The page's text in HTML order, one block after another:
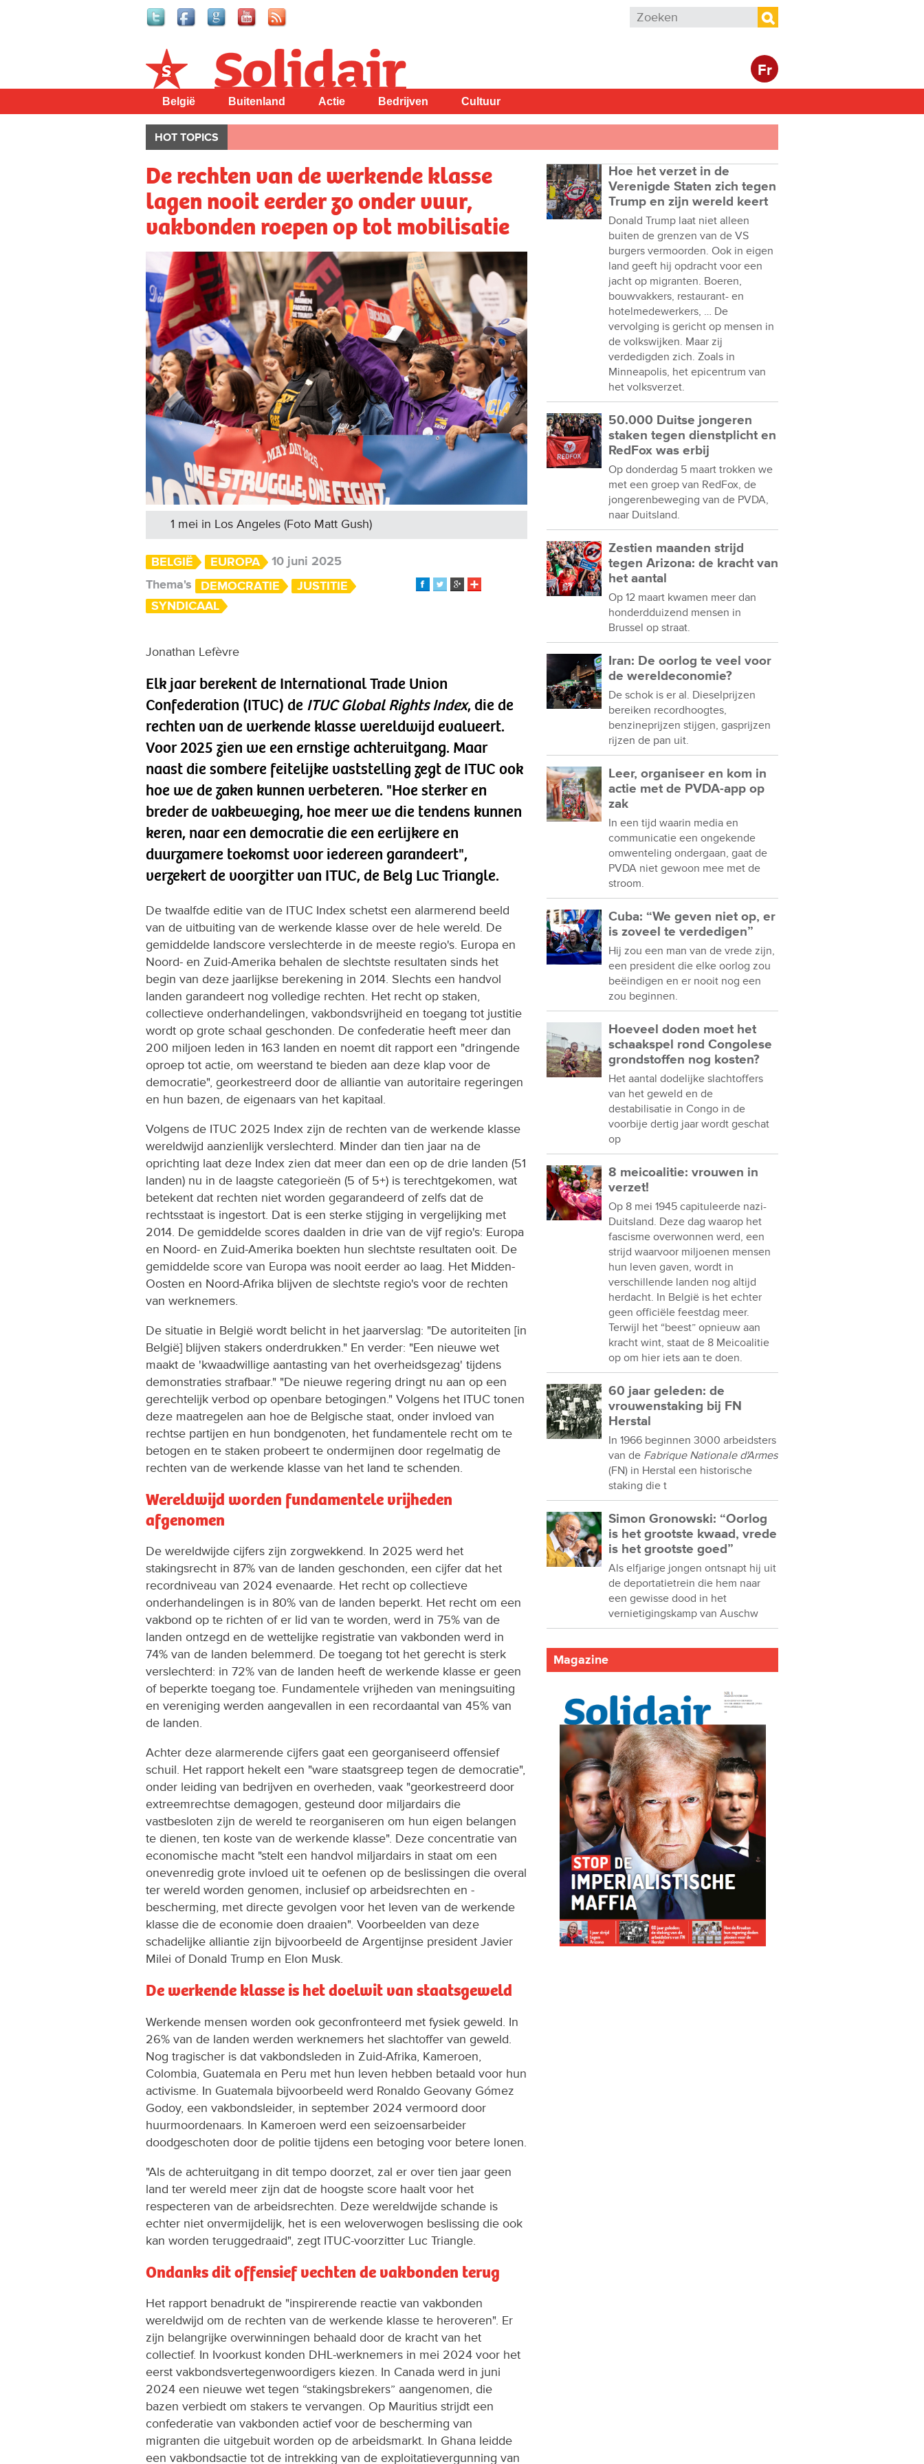
Zoekveld
Zoeken
Fr
Solidair
België Buitenland Actie Bedrijven Cultuur
HOT TOPICS
De rechten van de werkende klasse
lagen nooit eerder zo onder vuur,
vakbonden roepen op tot mobilisatie
1 mei in Los Angeles (Foto Matt Gush)
BELGIË EUROPA
10 juni 2025
Thema's
DEMOCRATIE
JUSTITIE
SYNDICAAL
Jonathan Lefèvre
Elk jaar berekent de International Trade Union
Confederation (ITUC) de ITUC Global Rights Index, die de
rechten van de werkende klasse wereldwijd evalueert.
Voor 2025 zien we een ernstige achteruitgang. Maar
naast die sombere feitelijke vaststelling zegt de ITUC ook
hoe we de zaken kunnen verbeteren. "Hoe sterker en
breder de vakbeweging, hoe meer we die tendens kunnen
keren, naar een democratie die een eerlijkere en
duurzamere toekomst voor iedereen garandeert",
verzekert de voorzitter van ITUC, de Belg Luc Triangle.
De twaalfde editie van de ITUC Index schetst een alarmerend beeld
van de uitbuiting van de werkende klasse over de hele wereld. De
gemiddelde landscore verslechterde in de meeste regio's. Europa en
Noord- en Zuid-Amerika behalen de slechtste resultaten sinds het
begin van deze jaarlijkse berekening in 2014. Slechts een handvol
landen garandeert nog volledige rechten. Het recht op staken,
collectieve onderhandelingen, vakbondsvrijheid en toegang tot justitie
wordt op grote schaal geschonden. De confederatie heeft meer dan
200 miljoen leden in 163 landen en noemt dit rapport een "dringende
oproep tot actie, om weerstand te bieden aan deze klap voor de
democratie", georkestreerd door de alliantie van autoritaire regeringen
en hun bazen, de eigenaars van het kapitaal.
Volgens de ITUC 2025 Index zijn de rechten van de werkende klasse
wereldwijd aanzienlijk verslechterd. Minder dan tien jaar na de
oprichting laat deze Index zien dat meer dan een op de drie landen (51
landen) nu in de laagste categorieën (5 of 5+) is terechtgekomen, wat
betekent dat rechten niet worden gegarandeerd of zelfs dat de
rechtsstaat is ingestort. Dat is een sterke stijging in vergelijking met
2014. De gemiddelde scores daalden in drie van de vijf regio's: Europa
en Noord- en Zuid-Amerika boekten hun slechtste resultaten ooit. De
gemiddelde score van Europa was nooit eerder ao laag. Het Midden-
Oosten en Noord-Afrika blijven de slechtste regio's voor de rechten
van werknemers.
De situatie in België wordt belicht in het jaarverslag: "De autoriteiten [in
België] blijven stakers onderdrukken." En verder: "Een nieuwe wet
maakt de 'kwaadwillige aantasting van het overheidsgezag' tijdens
demonstraties strafbaar." "De nieuwe regering dringt nu aan op een
gerechtelijk verbod op openbare betogingen." Volgens het ITUC tonen
deze maatregelen aan hoe de Belgische staat, onder invloed van
rechtse partijen en hun bondgenoten, het fundamentele recht om te
betogen en te staken probeert te ondermijnen door regelmatig de
rechten van de werkende klasse van het land te schenden.
Wereldwijd worden fundamentele vrijheden
afgenomen
De wereldwijde cijfers zijn zorgwekkend. In 2025 werd het
stakingsrecht in 87% van de landen geschonden, een cijfer dat het
recordniveau van 2024 evenaarde. Het recht op collectieve
onderhandelingen is in 80% van de landen beperkt. Het recht om een
vakbond op te richten of er lid van te worden, werd in 75% van de
landen ontzegd en de wettelijke registratie van vakbonden werd in
74% van de landen belemmerd. De toegang tot het gerecht is sterk
verslechterd: in 72% van de landen heeft de werkende klasse er geen
of beperkte toegang toe. Fundamentele vrijheden van meningsuiting
en vereniging werden aangevallen in een recordaantal van 45% van
de landen.
Achter deze alarmerende cijfers gaat een georganiseerd offensief
schuil. Het rapport hekelt een "ware staatsgreep tegen de democratie",
onder leiding van bedrijven en overheden, vaak "georkestreerd door
extreemrechtse demagogen, gesteund door miljardairs die
vastbesloten zijn de wereld te reorganiseren om hun eigen belangen
te dienen, ten koste van de werkende klasse". Deze concentratie van
economische macht "stelt een handvol miljardairs in staat om een
onevenredig grote invloed uit te oefenen op de beslissingen die overal
ter wereld worden genomen, inclusief op arbeidsrechten en -
bescherming, met directe gevolgen voor het leven van de werkende
klasse die de economie doen draaien". Voorbeelden van deze
schadelijke alliantie zijn bijvoorbeeld de Argentijnse president Javier
Milei of Donald Trump en Elon Musk.
De werkende klasse is het doelwit van staatsgeweld
Werkende mensen worden ook geconfronteerd met fysiek geweld. In
26% van de landen werden werknemers het slachtoffer van geweld.
Nog tragischer is dat vakbondsleden in Zuid-Afrika, Kameroen,
Colombia, Guatemala en Peru met hun leven hebben betaald voor hun
activisme. In Guatemala bijvoorbeeld werd Ronaldo Geovany Gómez
Godoy, een vakbondsleider, in september 2024 vermoord door
huurmoordenaars. In Kameroen werd een seizoensarbeider
doodgeschoten door de politie tijdens een betoging voor betere lonen.
"Als de achteruitgang in dit tempo doorzet, zal er over tien jaar geen
land ter wereld meer zijn dat de hoogste score haalt voor het
respecteren van de arbeidsrechten. Deze wereldwijde schande is
echter niet onvermijdelijk, het is een weloverwogen beslissing die ook
kan worden teruggedraaid", zegt ITUC-voorzitter Luc Triangle.
Ondanks dit offensief vechten de vakbonden terug
Het rapport benadrukt de "inspirerende reactie van vakbonden
wereldwijd om de rechten van de werkende klasse te heroveren". Er
zijn belangrijke overwinningen behaald door de kracht van het
collectief. In Ivoorkust konden DHL-werknemers in mei 2024 voor het
eerst vakbondsvertegenwoordigers kiezen. In Canada werd in juni
2024 een nieuwe wet tegen “stakingsbrekers” aangenomen, die
bazen verbiedt om stakers te vervangen. Op Mauritius strijdt een
confederatie van vakbonden actief voor de bescherming van
migranten die uitgebuit worden op de arbeidsmarkt. In Ghana leidde
een vakbondsactie tot de intrekking van de exploitatievergunning van
Hoe het verzet in de
Verenigde Staten zich tegen
Trump en zijn wereld keert
Donald Trump laat niet alleen
buiten de grenzen van de VS
burgers vermoorden. Ook in eigen
land geeft hij opdracht voor een
jacht op migranten. Boeren,
bouwvakkers, restaurant- en
hotelmedewerkers, … De
vervolging is gericht op mensen in
de volkswijken. Maar zij
verdedigden zich. Zoals in
Minneapolis, het epicentrum van
het volksverzet.
50.000 Duitse jongeren
staken tegen dienstplicht en
RedFox was erbij
Op donderdag 5 maart trokken we
met een groep van RedFox, de
jongerenbeweging van de PVDA,
naar Duitsland.
Zestien maanden strijd
tegen Arizona: de kracht van
het aantal
Op 12 maart kwamen meer dan
honderdduizend mensen in
Brussel op straat.
Iran: De oorlog te veel voor
de wereldeconomie?
De schok is er al. Dieselprijzen
bereiken recordhoogtes,
benzineprijzen stijgen, gasprijzen
rijzen de pan uit.
Leer, organiseer en kom in
actie met de PVDA-app op
zak
In een tijd waarin media en
communicatie een ongekende
omwenteling ondergaan, gaat de
PVDA niet gewoon mee met de
stroom.
Cuba: “We geven niet op, er
is zoveel te verdedigen”
Hij zou een man van de vrede zijn,
een president die elke oorlog zou
beëindigen en er nooit nog een
zou beginnen.
Hoeveel doden moet het
schaakspel rond Congolese
grondstoffen nog kosten?
Het aantal dodelijke slachtoffers
van het geweld en de
destabilisatie in Congo in de
voorbije dertig jaar wordt geschat
op
8 meicoalitie: vrouwen in
verzet!
Op 8 mei 1945 capituleerde nazi-
Duitsland. Deze dag waarop het
fascisme overwonnen werd, een
strijd waarvoor miljoenen mensen
hun leven gaven, wordt in
verschillende landen nog altijd
herdacht. In België is het echter
geen officiële feestdag meer.
Terwijl het “beest” opnieuw aan
kracht wint, staat de 8 Meicoalitie
op om hier iets aan te doen.
60 jaar geleden: de
vrouwenstaking bij FN
Herstal
In 1966 beginnen 3000 arbeidsters
van de Fabrique Nationale d'Armes
(FN) in Herstal een historische
staking die t
Simon Gronowski: “Oorlog
is het grootste kwaad, vrede
is het grootste goed”
Als elfjarige jongen ontsnapt hij uit
de deportatietrein die hem naar
een gewisse dood in het
vernietigingskamp van Auschw
Magazine